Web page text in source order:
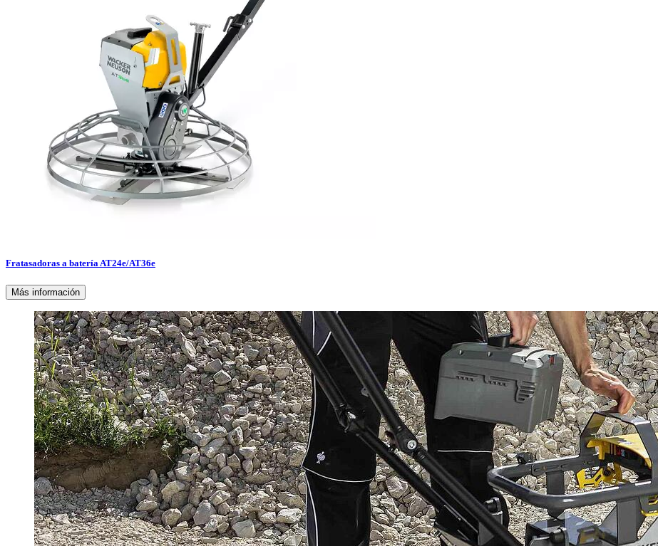
Fratasadoras a batería AT24e/AT36e
Más información